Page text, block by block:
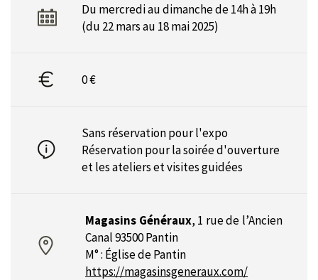
Du mercredi au dimanche de 14h à 19h
(du 22 mars au 18 mai 2025)
0 €
Sans réservation pour l'expo
Réservation pour lasoirée d'ouverture
et lesateliers et visites guidées
Magasins Généraux, 1 rue de l’Ancien
Canal 93500 Pantin
M° : Église de Pantin
https://magasinsgeneraux.com/